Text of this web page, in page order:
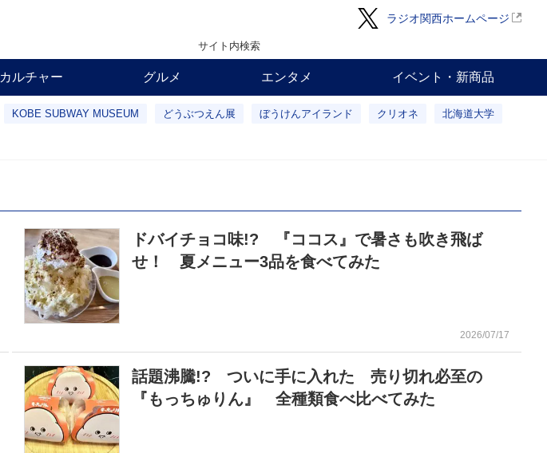
ラジオ関西ホームページ
サイト内検索
カルチャー グルメ エンタメ イベント・新商品
KOBE SUBWAY MUSEUM どうぶつえん展 ぼうけんアイランド クリオネ 北海道大学
ドバイチョコ味!? 『ココス』で暑さも吹き飛ば
せ！ 夏メニュー3品を食べてみた
2026/07/17
話題沸騰!? ついに手に入れた 売り切れ必至の
『もっちゅりん』 全種類食べ比べてみた